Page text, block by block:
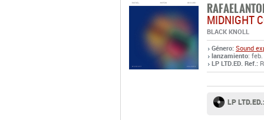
RAFAEL
MIDNIGHT
BLACK KNOLL
Género: Sound
lanzamiento:
LP LTD.ED. Ref.:
LP